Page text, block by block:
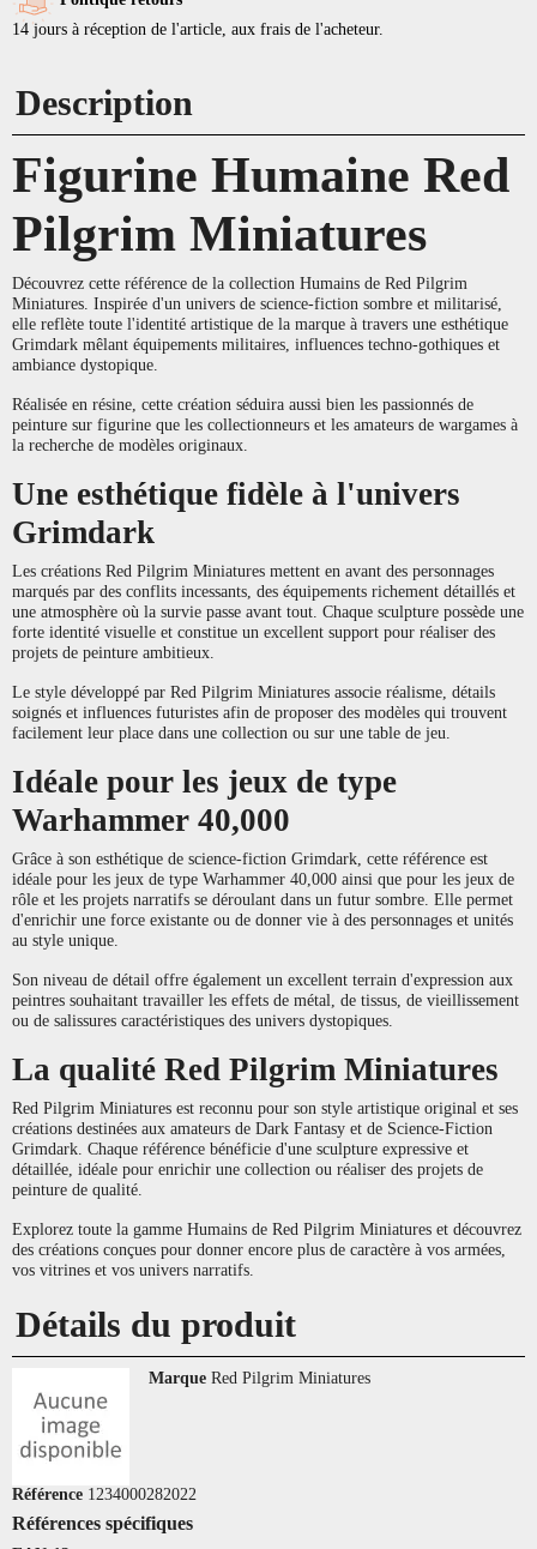
14 jours à réception de l'article, aux frais de l'acheteur.
Description
Figurine Humaine Red
Pilgrim Miniatures
Découvrez cette référence de la collection Humains de Red Pilgrim
Miniatures. Inspirée d'un univers de science-fiction sombre et militarisé,
elle reflète toute l'identité artistique de la marque à travers une esthétique
Grimdark mêlant équipements militaires, influences techno-gothiques et
ambiance dystopique.
Réalisée en résine, cette création séduira aussi bien les passionnés de
peinture sur figurine que les collectionneurs et les amateurs de wargames à
la recherche de modèles originaux.
Une esthétique fidèle à l'univers
Grimdark
Les créations Red Pilgrim Miniatures mettent en avant des personnages
marqués par des conflits incessants, des équipements richement détaillés et
une atmosphère où la survie passe avant tout. Chaque sculpture possède une
forte identité visuelle et constitue un excellent support pour réaliser des
projets de peinture ambitieux.
Le style développé par Red Pilgrim Miniatures associe réalisme, détails
soignés et influences futuristes afin de proposer des modèles qui trouvent
facilement leur place dans une collection ou sur une table de jeu.
Idéale pour les jeux de type
Warhammer 40,000
Grâce à son esthétique de science-fiction Grimdark, cette référence est
idéale pour les jeux de type Warhammer 40,000 ainsi que pour les jeux de
rôle et les projets narratifs se déroulant dans un futur sombre. Elle permet
d'enrichir une force existante ou de donner vie à des personnages et unités
au style unique.
Son niveau de détail offre également un excellent terrain d'expression aux
peintres souhaitant travailler les effets de métal, de tissus, de vieillissement
ou de salissures caractéristiques des univers dystopiques.
La qualité Red Pilgrim Miniatures
Red Pilgrim Miniatures est reconnu pour son style artistique original et ses
créations destinées aux amateurs de Dark Fantasy et de Science-Fiction
Grimdark. Chaque référence bénéficie d'une sculpture expressive et
détaillée, idéale pour enrichir une collection ou réaliser des projets de
peinture de qualité.
Explorez toute la gamme Humains de Red Pilgrim Miniatures et découvrez
des créations conçues pour donner encore plus de caractère à vos armées,
vos vitrines et vos univers narratifs.
Détails du produit
Marque Red Pilgrim Miniatures
Référence 1234000282022
Références spécifiques